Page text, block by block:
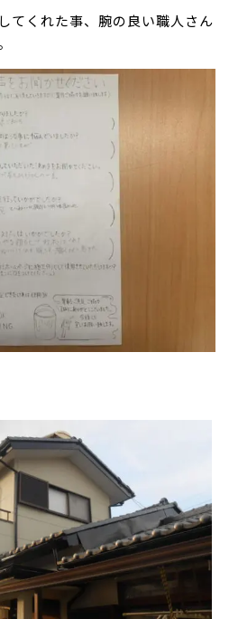
てくれた事、腕の良い職人さん